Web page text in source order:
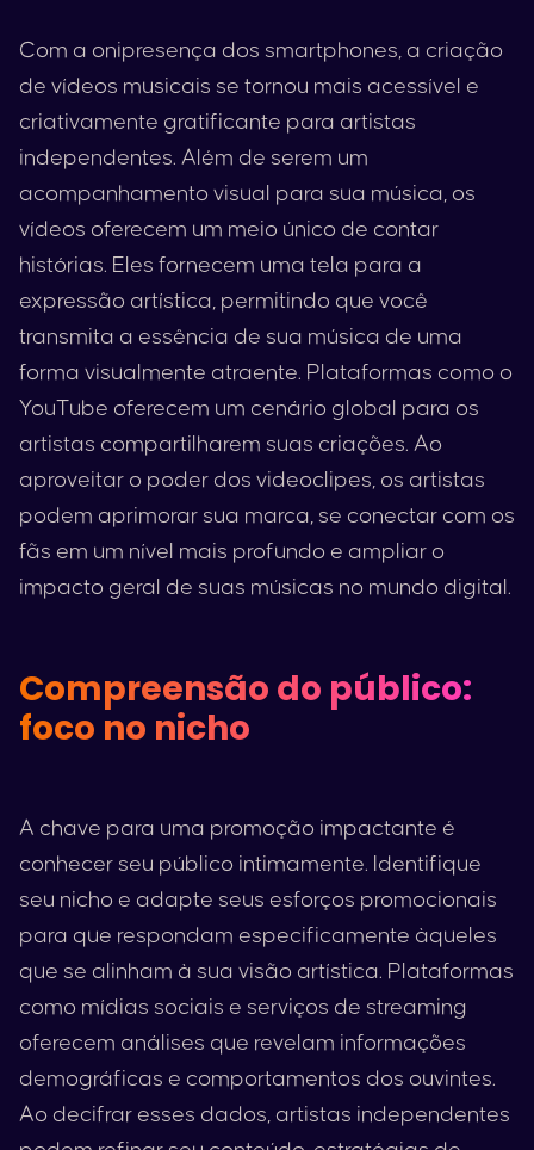
Com a onipresença dos smartphones, a criação
de vídeos musicais se tornou mais acessível e
criativamente gratificante para artistas
independentes. Além de serem um
acompanhamento visual para sua música, os
vídeos oferecem um meio único de contar
histórias. Eles fornecem uma tela para a
expressão artística, permitindo que você
transmita a essência de sua música de uma
forma visualmente atraente. Plataformas como o
YouTube oferecem um cenário global para os
artistas compartilharem suas criações. Ao
aproveitar o poder dos videoclipes, os artistas
podem aprimorar sua marca, se conectar com os
fãs em um nível mais profundo e ampliar o
impacto geral de suas músicas no mundo digital.
Compreensão do público:
foco no nicho
A chave para uma promoção impactante é
conhecer seu público intimamente. Identifique
seu nicho e adapte seus esforços promocionais
para que respondam especificamente àqueles
que se alinham à sua visão artística. Plataformas
como mídias sociais e serviços de streaming
oferecem análises que revelam informações
demográficas e comportamentos dos ouvintes.
Ao decifrar esses dados, artistas independentes